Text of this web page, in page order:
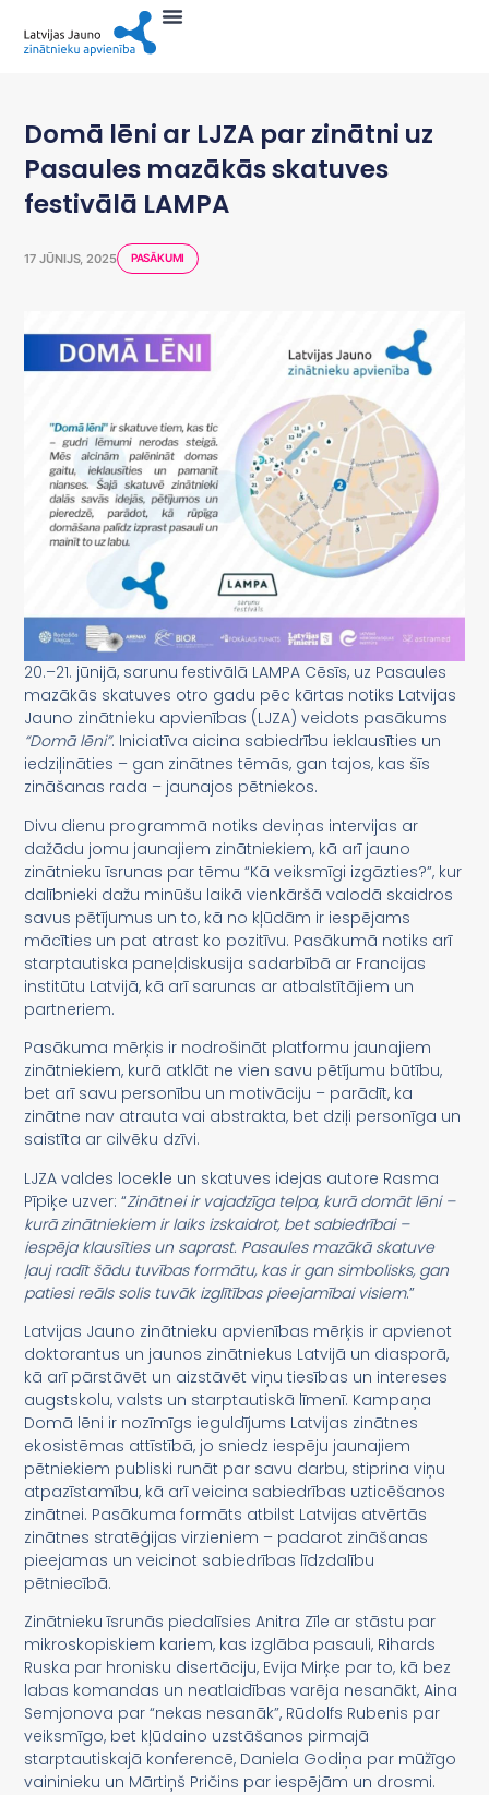
Domā lēni ar LJZA par zinātni uz
Pasaules mazākās skatuves
festivālā LAMPA
17 JŪNIJS, 2025 PASĀKUMI
20.–21. jūnijā, sarunu festivālā LAMPA Cēsīs, uz Pasaules
mazākās skatuves otro gadu pēc kārtas notiks Latvijas
Jauno zinātnieku apvienības (LJZA) veidots pasākums
“Domā lēni”. Iniciatīva aicina sabiedrību ieklausīties un
iedziļināties – gan zinātnes tēmās, gan tajos, kas šīs
zināšanas rada – jaunajos pētniekos.
Divu dienu programmā notiks deviņas intervijas ar
dažādu jomu jaunajiem zinātniekiem, kā arī jauno
zinātnieku īsrunas par tēmu “Kā veiksmīgi izgāzties?”, kur
dalībnieki dažu minūšu laikā vienkāršā valodā skaidros
savus pētījumus un to, kā no kļūdām ir iespējams
mācīties un pat atrast ko pozitīvu. Pasākumā notiks arī
starptautiska paneļdiskusija sadarbībā ar Francijas
institūtu Latvijā, kā arī sarunas ar atbalstītājiem un
partneriem.
Pasākuma mērķis ir nodrošināt platformu jaunajiem
zinātniekiem, kurā atklāt ne vien savu pētījumu būtību,
bet arī savu personību un motivāciju – parādīt, ka
zinātne nav atrauta vai abstrakta, bet dziļi personīga un
saistīta ar cilvēku dzīvi.
LJZA valdes locekle un skatuves idejas autore Rasma
Pīpiķe uzver: “Zinātnei ir vajadzīga telpa, kurā domāt lēni –
kurā zinātniekiem ir laiks izskaidrot, bet sabiedrībai –
iespēja klausīties un saprast. Pasaules mazākā skatuve
ļauj radīt šādu tuvības formātu, kas ir gan simbolisks, gan
patiesi reāls solis tuvāk izglītības pieejamībai visiem.”
Latvijas Jauno zinātnieku apvienības mērķis ir apvienot
doktorantus un jaunos zinātniekus Latvijā un diasporā,
kā arī pārstāvēt un aizstāvēt viņu tiesības un intereses
augstskolu, valsts un starptautiskā līmenī. Kampaņa
Domā lēni ir nozīmīgs ieguldījums Latvijas zinātnes
ekosistēmas attīstībā, jo sniedz iespēju jaunajiem
pētniekiem publiski runāt par savu darbu, stiprina viņu
atpazīstamību, kā arī veicina sabiedrības uzticēšanos
zinātnei. Pasākuma formāts atbilst Latvijas atvērtās
zinātnes stratēģijas virzieniem – padarot zināšanas
pieejamas un veicinot sabiedrības līdzdalību
pētniecībā.
Zinātnieku īsrunās piedalīsies Anitra Zīle ar stāstu par
mikroskopiskiem kariem, kas izglāba pasauli, Rihards
Ruska par hronisku disertāciju, Evija Mirķe par to, kā bez
labas komandas un neatlaidības varēja nesanākt, Aina
Semjonova par “nekas nesanāk”, Rūdolfs Rubenis par
veiksmīgo, bet kļūdaino uzstāšanos pirmajā
starptautiskajā konferencē, Daniela Godiņa par mūžīgo
vaininieku un Mārtiņš Pričins par iespējām un drosmi.